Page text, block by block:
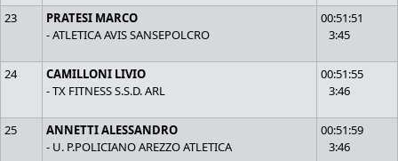
23
PRATESI MARCO
- ATLETICA AVIS SANSEPOLCRO
00:51:51
3:45
24
CAMILLONI LIVIO
- TX FITNESS S.S.D. ARL
00:51:55
3:46
25
ANNETTI ALESSANDRO
- U. P.POLICIANO AREZZO ATLETICA
00:51:59
3:46